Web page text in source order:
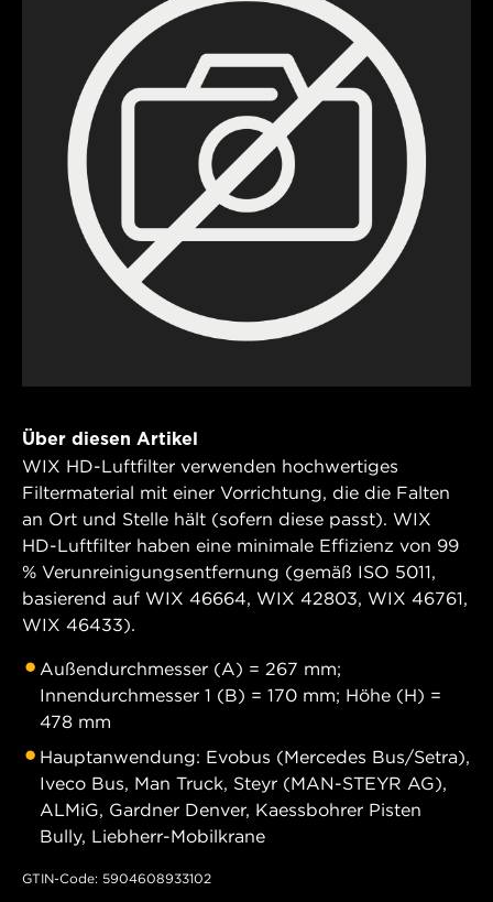
Über diesen Artikel
WIX HD-Luftfilter verwenden hochwertiges
Filtermaterial mit einer Vorrichtung, die die Falten
an Ort und Stelle hält (sofern diese passt). WIX
HD-Luftfilter haben eine minimale Effizienz von 99
% Verunreinigungsentfernung (gemäß ISO 5011,
basierend auf WIX 46664, WIX 42803, WIX 46761,
WIX 46433).
Außendurchmesser (A) = 267 mm;
Innendurchmesser 1 (B) = 170 mm; Höhe (H) =
478 mm
Hauptanwendung: Evobus (Mercedes Bus/Setra),
Iveco Bus, Man Truck, Steyr (MAN-STEYR AG),
ALMiG, Gardner Denver, Kaessbohrer Pisten
Bully, Liebherr-Mobilkrane
GTIN-Code: 5904608933102